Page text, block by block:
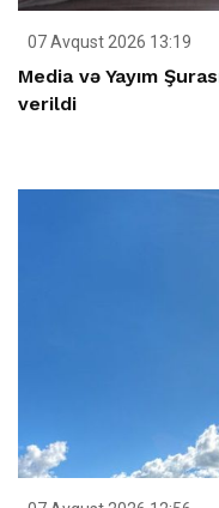
07 Avqust 2026 13:19
Media və Yayım
verildi